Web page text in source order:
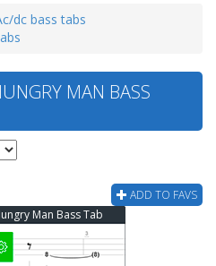
dc bass tabs
MAN BASS
ADD TO FAVS
Man Bass Tab